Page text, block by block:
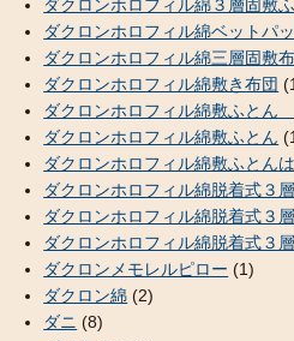
ダクロンホロフィル綿３層固敷
ダクロンホロフィル綿ベットパ
ダクロンホロフィル綿三層固敷
ダクロンホロフィル綿敷き布団
ダクロンホロフィル綿敷ふとん
ダクロンホロフィル綿敷ふとん
ダクロンホロフィル綿敷ふとんは
ダクロンホロフィル綿脱着式３
ダクロンホロフィル綿脱着式３
ダクロンホロフィル綿脱着式３
ダクロンメモレルピロー (1)
ダクロン綿 (2)
ダニ (8)